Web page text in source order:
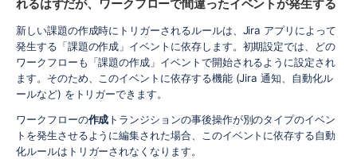
れるはずだが、ワークフローで間違ったイベントが発生する
新しい課題の作成時にトリガーされるルールは、Jira アプリによって
発生する「課題の作成」イベントに依存します。初期設定では、どの
ワークフローも「課題の作成」イベントで開始されるように設定され
ます。そのため、このイベントに依存する機能 (Jira 通知、自動化ル
ールなど) をトリガーできます。
ワークフローの作成 トランジションの事後操作が別のタイプのイベン
トを発生させるように編集された場合、このイベントに依存する自動
化ルールはトリガーされなくなります。